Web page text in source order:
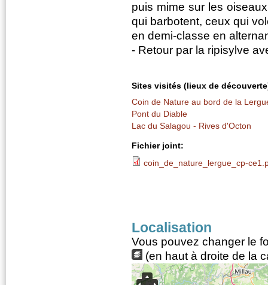
puis mime sur les
qui barbotent, ceux qui
en demi-classe en
- Retour par la ripisylve
Sites visités (lieux de
Coin de Nature au bord de la
Pont du Diable
Lac du Salagou - Rives d'Octon
Fichier joint:
coin_de_nature_lergue_cp-
Localisation
Vous pouvez changer le
(en haut à droite de la